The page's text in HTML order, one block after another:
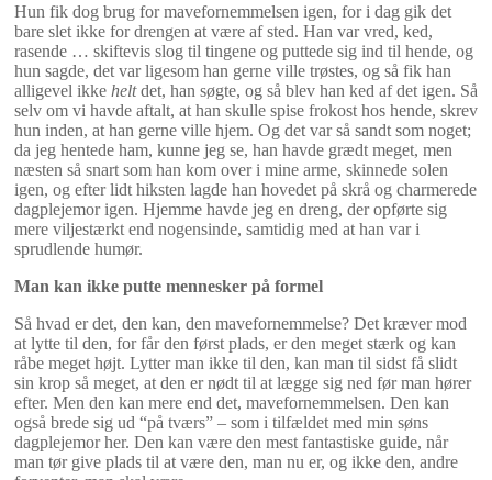
Hun fik dog brug for mavefornemmelsen igen, for i dag gik det
bare slet ikke for drengen at være af sted. Han var vred, ked,
rasende … skiftevis slog til tingene og puttede sig ind til hende, og
hun sagde, det var ligesom han gerne ville trøstes, og så fik han
alligevel ikke heltdet, han søgte, og så blev han ked af det igen. Så
selv om vi havde aftalt, at han skulle spise frokost hos hende, skrev
hun inden, at han gerne ville hjem. Og det var så sandt som noget;
da jeg hentede ham, kunne jeg se, han havde grædt meget, men
næsten så snart som han kom over i mine arme, skinnede solen
igen, og efter lidt hiksten lagde han hovedet på skrå og charmerede
dagplejemor igen. Hjemme havde jeg en dreng, der opførte sig
mere viljestærkt end nogensinde, samtidig med at han var i
sprudlende humør.
Man kan ikke putte mennesker på formel
Så hvad er det, den kan, den mavefornemmelse? Det kræver mod
at lytte til den, for får den først plads, er den meget stærk og kan
råbe meget højt. Lytter man ikke til den, kan man til sidst få slidt
sin krop så meget, at den er nødt til at lægge sig ned før man hører
efter. Men den kan mere end det, mavefornemmelsen. Den kan
også brede sig ud “på tværs” – som i tilfældet med min søns
dagplejemor her. Den kan være den mest fantastiske guide, når
man tør give plads til at være den, man nu er, og ikke den, andre